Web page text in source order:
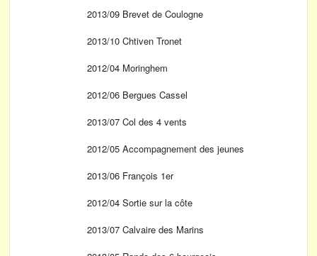
2013/09 Brevet de Coulogne
2013/10 Chtiven Tronet
2012/04 Moringhem
2012/06 Bergues Cassel
2013/07 Col des 4 vents
2012/05 Accompagnement des jeunes
2013/06 François 1er
2012/04 Sortie sur la côte
2013/07 Calvaire des Marins